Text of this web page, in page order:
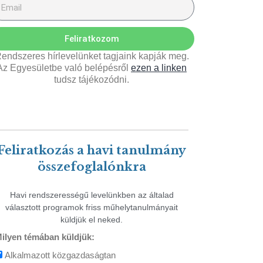
Feliratkozom
hírlevelünket tagjaink kapják meg.
Egyesületbe való belépésről ezen a linken
tudsz tájékozódni.
a havi tanulmány
összefoglalónkra
Havi rendszerességű levelünkben az általad
választott programok friss műhelytanulmányait
küldjük el neked.
témában küldjük:
Alkalmazott közgazdaságtan